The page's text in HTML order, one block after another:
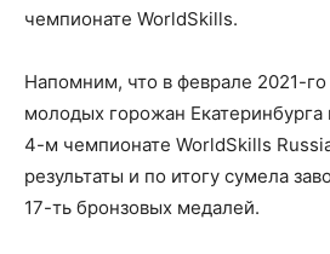
чемпионате WorldSkills.
Напомним, что в феврале 2021-го
молодых горожан Екатеринбурга
4-м чемпионате WorldSkills
результаты и по итогу сумела
17-ть бронзовых медалей.